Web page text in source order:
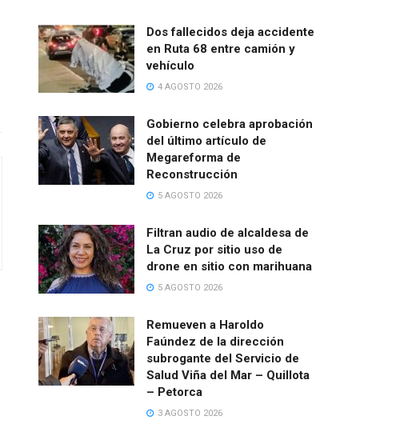
Dos fallecidos deja accidente
en Ruta 68 entre camión y
vehículo
4 AGOSTO 2026
Gobierno celebra aprobación
del último artículo de
Megareforma de
Reconstrucción
5 AGOSTO 2026
Filtran audio de alcaldesa de
La Cruz por sitio uso de
drone en sitio con marihuana
5 AGOSTO 2026
Remueven a Haroldo
Faúndez de la dirección
subrogante del Servicio de
Salud Viña del Mar – Quillota
– Petorca
3 AGOSTO 2026